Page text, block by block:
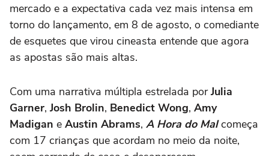
mercado e a expectativa cada vez mais intensa em
torno do lançamento, em 8 de agosto, o comediante
de esquetes que virou cineasta entende que agora
as apostas são mais altas.
Com uma narrativa múltipla estrelada porJulia
Garner, Josh Brolin, Benedict Wong, Amy
Madigan e Austin Abrams, A Hora do Malcomeça
com 17 crianças que acordam no meio da noite,